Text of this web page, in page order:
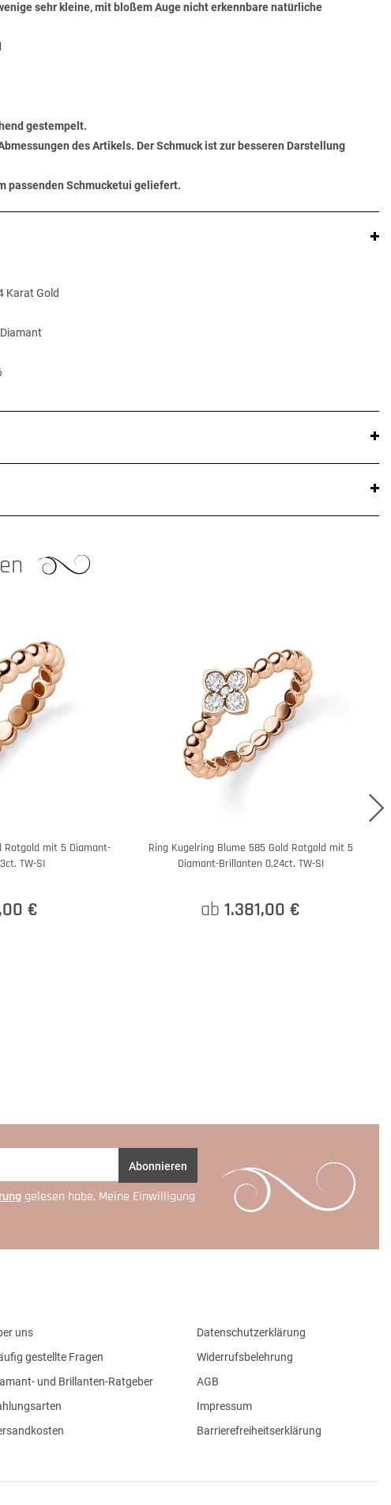
sehr kleine, mit bloßem Auge nicht erkennbare natürliche
gestempelt.
des Artikels. Der Schmuck ist zur besseren Darstellung
passenden Schmucketui geliefert.
Karat Gold
Diamant
Rotgold mit 5 Diamant-
TW-SI
€
Ring Kugelring Blume 585 Gold Rotgold mit 5
Diamant-Brillanten 0,24ct. TW-SI
ab1.381,00 €
Abonnieren
gelesen habe. Meine Einwilligung
uns
gestellte Fragen
und Brillanten-Ratgeber
Datenschutzerklärung
Widerrufsbelehrung
AGB
Impressum
Barrierefreiheitserklärung